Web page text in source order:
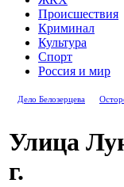
Происшествия
Криминал
Культура
Спорт
Россия и мир
Дело Белозерцева
Улица
г.